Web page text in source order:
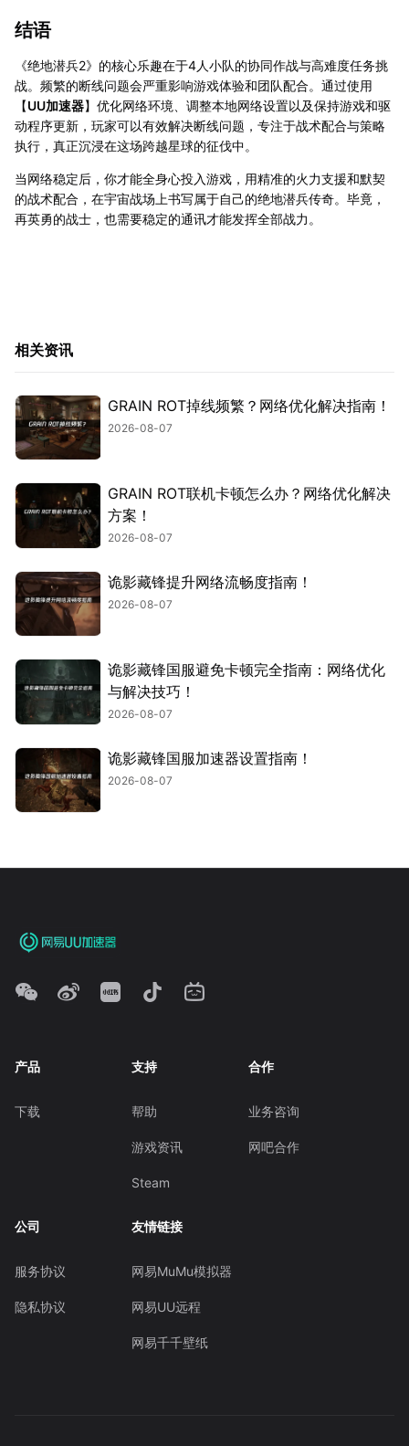
结语
《绝地潜兵2》的核心乐趣在于4人小队的协同作战与高难度任务挑
战。频繁的断线问题会严重影响游戏体验和团队配合。通过使用
【UU加速器】优化网络环境、调整本地网络设置以及保持游戏和驱
动程序更新，玩家可以有效解决断线问题，专注于战术配合与策略
执行，真正沉浸在这场跨越星球的征伐中。
当网络稳定后，你才能全身心投入游戏，用精准的火力支援和默契
的战术配合，在宇宙战场上书写属于自己的绝地潜兵传奇。毕竟，
再英勇的战士，也需要稳定的通讯才能发挥全部战力。
相关资讯
GRAIN ROT掉线频繁？网络优化解决指南！
2026-08-07
GRAIN ROT联机卡顿怎么办？网络优化解决
方案！
2026-08-07
诡影藏锋提升网络流畅度指南！
2026-08-07
诡影藏锋国服避免卡顿完全指南：网络优化
与解决技巧！
2026-08-07
诡影藏锋国服加速器设置指南！
2026-08-07
产品
下载
支持
帮助
游戏资讯
Steam
合作
业务咨询
网吧合作
公司
服务协议
隐私协议
友情链接
网易MuMu模拟器
网易UU远程
网易千千壁纸